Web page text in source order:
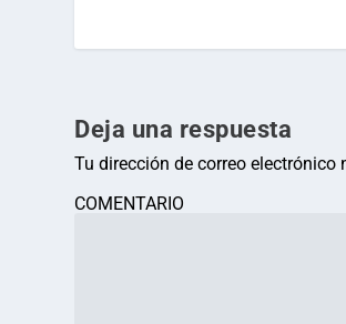
Deja una respuesta
Tu dirección de correo electrónico
COMENTARIO